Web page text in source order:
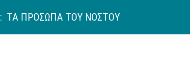
ΤΑ ΠΡΟΣΩΠΑ ΤΟΥ ΝΟΣΤΟΥ